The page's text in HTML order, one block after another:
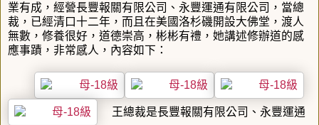
業有成，經營長豐報關有限公司、永豐運通有限公司，當總
裁，已經清口十二年，而且在美國洛杉磯開設大佛堂，渡人
無數，修養很好，道德崇高，彬彬有禮，她講述修辦道的感
應事蹟，非常感人，內容如下 ：
王總裁是長豐報關有限公司、永豐運通